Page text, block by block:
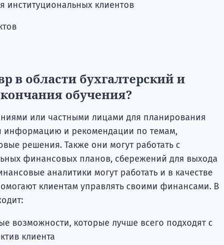
институциональных клиентов
в области бухгалтерский и
обучения?
или частными лицами для планирования
информацию и рекомендации по темам,
решения. Также они могут работать с
финансовых планов, сбережений для выхода
аналитики могут работать и в качестве
клиентам управлять своими финансами. В
возможности, которые лучше всего подходят с
клиента